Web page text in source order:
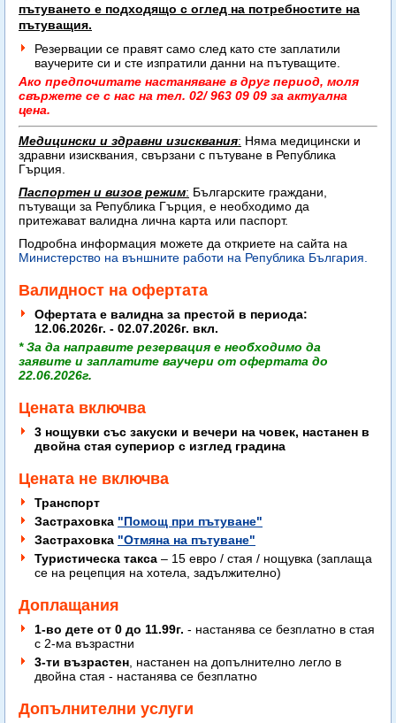
пътуването е подходящо с оглед на потребностите на
пътуващия.
Резервации се правят само след като сте заплатили
ваучерите си и сте изпратили данни на пътуващите.
Ако предпочитате настаняване в друг период, моля
свържете се с нас на тел. 02/ 963 09 09 за актуална
цена.
Медицински и здравни изисквания: Няма медицински и
здравни изисквания, свързани с пътуване в Република
Гърция.
Паспортен и визов режим: Българските граждани,
пътуващи за Република Гърция, е необходимо да
притежават валидна лична карта или паспорт.
Подробна информация можете да откриете на сайта на
Министерство на външните работи на Република България.
Валидност на офертата
Офертата е валидна за престой в периода:
12.06.2026г. - 02.07.2026г. вкл.
* За да направите резервация е необходимо да
заявите и заплатите ваучери от офертата до
22.06.2026г.
Цената включва
3 нощувки със закуски и вечери на човек, настанен в
двойна стая супериор с изглед градина
Цената не включва
Транспорт
Застраховка "Помощ при пътуване"
Застраховка "Отмяна на пътуване"
Туристическа такса – 15 евро / стая / нощувка (заплаща
се на рецепция на хотела, задължително)
Доплащания
1-во дете от 0 до 11.99г. - настанява се безплатно в стая
с 2-ма възрастни
3-ти възрастен , настанен на допълнително легло в
двойна стая - настанява се безплатно
Допълнителни услуги